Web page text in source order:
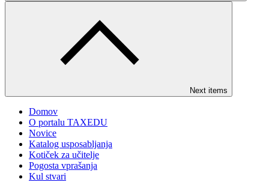
Next items
Domov
O portalu TAXEDU
Novice
Katalog usposabljanja
Kotiček za učitelje
Pogosta vprašanja
Kul stvari